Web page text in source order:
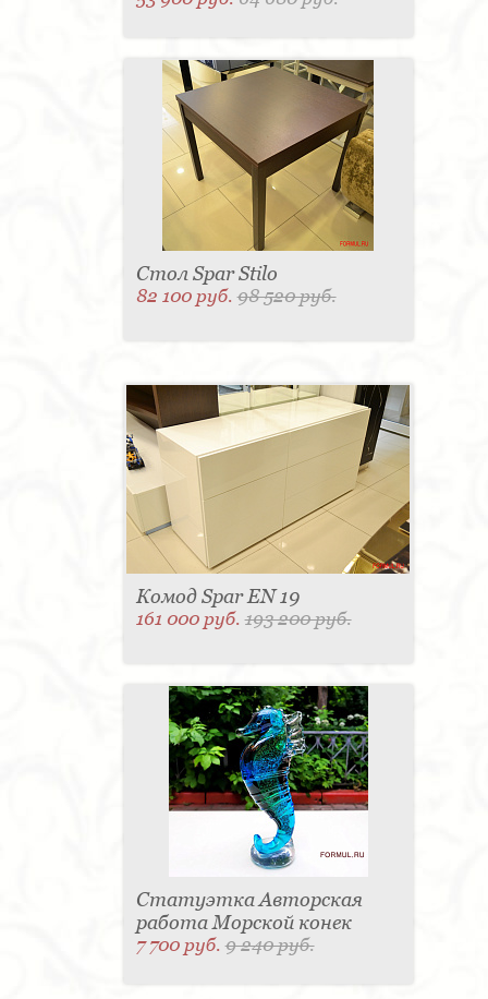
Стол Spar Stilo
82 100 руб.98 520 руб.
Комод Spar EN 19
161 000 руб.193 200 руб.
Статуэтка Авторская
работа Морской конек
7 700 руб.9 240 руб.